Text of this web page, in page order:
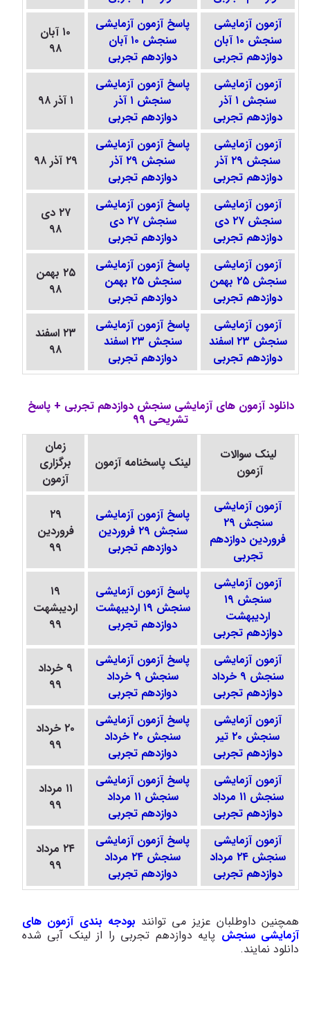
آزمون آزمایشی
سنجش ۱۰ آبان
دوازدهم تجربی
پاسخ آزمون آزمایشی
سنجش ۱۰ آبان
دوازدهم تجربی
۱۰ آبان
۹۸
آزمون آزمایشی
سنجش ۱ آذر
دوازدهم تجربی
پاسخ آزمون آزمایشی
سنجش ۱ آذر
دوازدهم تجربی
۱ آذر ۹۸
آزمون آزمایشی
سنجش ۲۹ آذر
دوازدهم تجربی
پاسخ آزمون آزمایشی
سنجش ۲۹ آذر
دوازدهم تجربی
۲۹ آذر ۹۸
آزمون آزمایشی
سنجش ۲۷ دی
دوازدهم تجربی
پاسخ آزمون آزمایشی
سنجش ۲۷ دی
دوازدهم تجربی
۲۷ دی
۹۸
آزمون آزمایشی
سنجش ۲۵ بهمن
دوازدهم تجربی
پاسخ آزمون آزمایشی
سنجش ۲۵ بهمن
دوازدهم تجربی
۲۵ بهمن
۹۸
آزمون آزمایشی
سنجش ۲۳ اسفند
دوازدهم تجربی
پاسخ آزمون آزمایشی
سنجش ۲۳ اسفند
دوازدهم تجربی
۲۳ اسفند
۹۸
دانلود آزمون های آزمایشی سنجش دوازدهم تجربی + پاسخ
تشریحی 99
لینک سوالات
آزمون
لینک پاسخنامه آزمون
زمان
برگزاری
آزمون
آزمون آزمایشی
سنجش ۲۹
فروردین دوازدهم
تجربی
پاسخ آزمون آزمایشی
سنجش ۲۹ فروردین
دوازدهم تجربی
۲۹
فروردین
۹۹
آزمون آزمایشی
سنجش ۱۹
اردیبهشت
دوازدهم تجربی
پاسخ آزمون آزمایشی
سنجش ۱۹ اردیبهشت
دوازدهم تجربی
۱۹
اردیبشهت
۹۹
آزمون آزمایشی
سنجش ۹ خرداد
دوازدهم تجربی
پاسخ آزمون آزمایشی
سنجش ۹ خرداد
دوازدهم تجربی
۹ خرداد
۹۹
آزمون آزمایشی
سنجش ۲۰ تیر
دوازدهم تجربی
پاسخ آزمون آزمایشی
سنجش ۲۰ خرداد
دوازدهم تجربی
۲۰ خرداد
۹۹
آزمون آزمایشی
سنجش ۱۱ مرداد
دوازدهم تجربی
پاسخ آزمون آزمایشی
سنجش ۱۱ مرداد
دوازدهم تجربی
۱۱ مرداد
۹۹
آزمون آزمایشی
سنجش ۲۴ مرداد
دوازدهم تجربی
پاسخ آزمون آزمایشی
سنجش ۲۴ مرداد
دوازدهم تجربی
۲۴ مرداد
۹۹
همچنین داوطلبان عزیز می توانند بودجه بندی آزمون های
آزمایشی سنجش پایه دوازدهم تجربی را از لینک آبی شده
دانلود نمایند.